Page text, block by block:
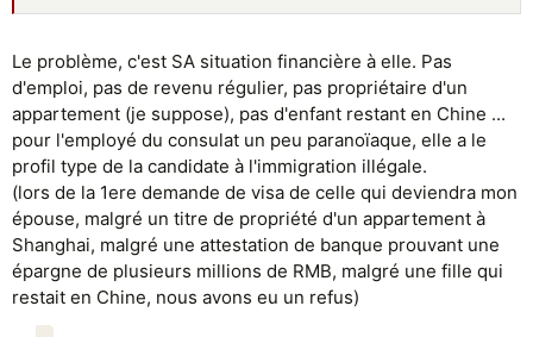
Le problème, c'est SA situation financière à elle. Pas
d'emploi, pas de revenu régulier, pas propriétaire d'un
appartement (je suppose), pas d'enfant restant en Chine ...
pour l'employé du consulat un peu paranoïaque, elle a le
profil type de la candidate à l'immigration illégale.
(lors de la 1ere demande de visa de celle qui deviendra mon
épouse, malgré un titre de propriété d'un appartement à
Shanghai, malgré une attestation de banque prouvant une
épargne de plusieurs millions de RMB, malgré une fille qui
restait en Chine, nous avons eu un refus)